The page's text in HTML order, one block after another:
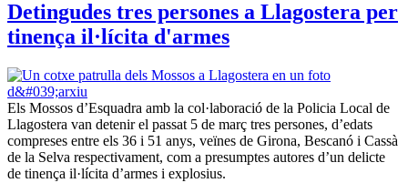
Detingudes tres persones a Llagostera per
tinença il·lícita d'armes
Els Mossos d’Esquadra amb la col·laboració de la Policia Local de
Llagostera van detenir el passat 5 de març tres persones, d’edats
compreses entre els 36 i 51 anys, veïnes de Girona, Bescanó i Cassà
de la Selva respectivament, com a presumptes autores d’un delicte
de tinença il·lícita d’armes i explosius.